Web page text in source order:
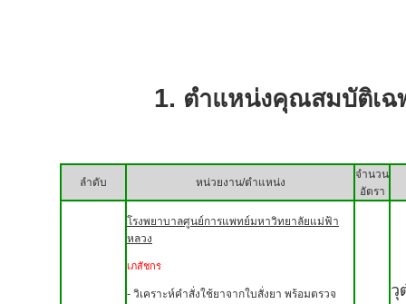
1. ตำแหน่งคุณสมบัติเฉ
ลำดับ หน่วยงาน/ตำแหน่ง
จำนวน
อัตรา
โรงพยาบาลศูนย์การแพทย์มหาวิทยาลัยแม่ฟ้า
หลวง
เภสัชกร
- วิเคราะห์คำสั่งใช้ยาจากใบสั่งยา พร้อมตรวจ
วุ